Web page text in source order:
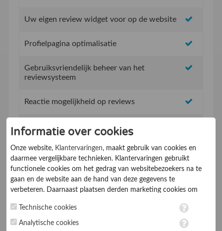
Uw eigen review widget voor op de website
Profielpagina optimalisatie
Gebruiksvriendelijk beheer van het
reviewsysteem
Reactie mogelijkheid op reviews
Topvermeldingen op de website
SEO vriendelijk concept, beter vindbaar in
Google
Mobiel vriendelijk systeem
Service & supportdesk
* Met een abonnementsduur vanaf 1 jaar
Informatie over cookies
Onze website, Klantervaringen, maakt gebruik van cookies en
daarmee vergelijkbare technieken. Klantervaringen gebruikt
functionele cookies om het gedrag van websitebezoekers na te
gaan en de website aan de hand van deze gegevens te
verbeteren. Daarnaast plaatsen derden marketing cookies om
marketing cookies worden persoonsgegevens verwerkt. Je geeft
toestemming voor deze verwerking wanneer je hieronder een
Technische cookies
Analytische cookies